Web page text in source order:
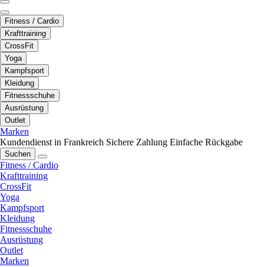
Fitness / Cardio
Krafttraining
CrossFit
Yoga
Kampfsport
Kleidung
Fitnessschuhe
Ausrüstung
Outlet
Marken
Kundendienst in Frankreich Sichere Zahlung Einfache Rückgabe
Suchen
Fitness / Cardio
Krafttraining
CrossFit
Yoga
Kampfsport
Kleidung
Fitnessschuhe
Ausrüstung
Outlet
Marken